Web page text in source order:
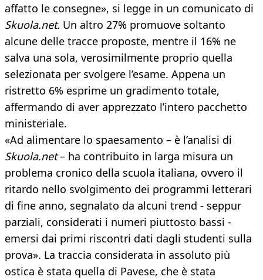
affatto le consegne», si legge in un comunicato di
Skuola.net. Un altro 27% promuove soltanto
alcune delle tracce proposte, mentre il 16% ne
salva una sola, verosimilmente proprio quella
selezionata per svolgere l’esame. Appena un
ristretto 6% esprime un gradimento totale,
affermando di aver apprezzato l’intero pacchetto
ministeriale.
«Ad alimentare lo spaesamento – è l’analisi di
Skuola.net– ha contribuito in larga misura un
problema cronico della scuola italiana, ovvero il
ritardo nello svolgimento dei programmi letterari
di fine anno, segnalato da alcuni trend - seppur
parziali, considerati i numeri piuttosto bassi -
emersi dai primi riscontri dati dagli studenti sulla
prova». La traccia considerata in assoluto più
ostica è stata quella di Pavese, che è stata